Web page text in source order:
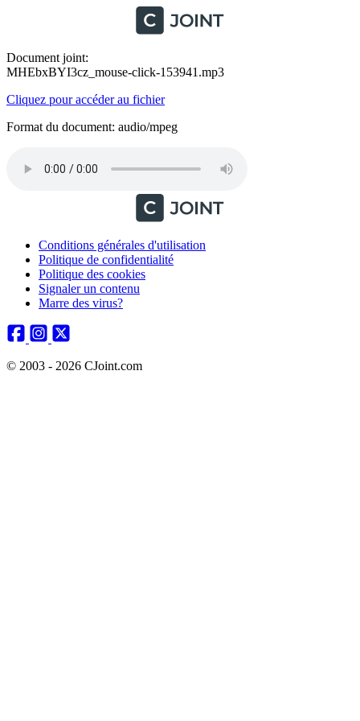
Document joint:
MHEbxBYI3cz_mouse-click-153941.mp3
Cliquez pour accéder au fichier
Format du document: audio/mpeg
Conditions générales d'utilisation
Politique de confidentialité
Politique des cookies
Signaler un contenu
Marre des virus?
© 2003 - 2026 CJoint.com